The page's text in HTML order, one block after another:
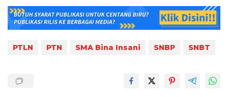
PTLN PTN SMA Bina Insani SNBP SNBT